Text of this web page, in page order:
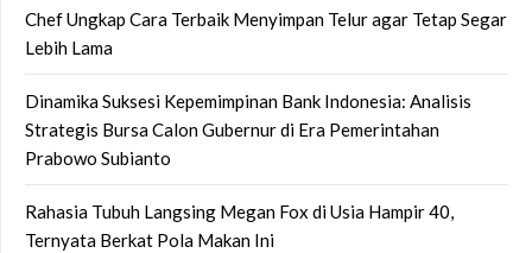
Chef Ungkap Cara Terbaik Menyimpan Telur agar Tetap Segar
Lebih Lama
Dinamika Suksesi Kepemimpinan Bank Indonesia: Analisis
Strategis Bursa Calon Gubernur di Era Pemerintahan
Prabowo Subianto
Rahasia Tubuh Langsing Megan Fox di Usia Hampir 40,
Ternyata Berkat Pola Makan Ini